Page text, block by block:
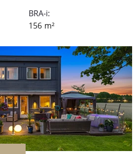
BRA-i:
156 m²